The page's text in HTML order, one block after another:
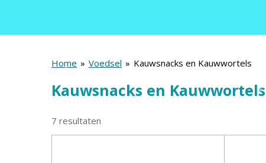
Home » Voedsel » Kauwsnacks en Kauwwortels
Kauwsnacks en Kauwwortels
7 resultaten